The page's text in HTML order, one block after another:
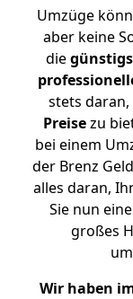
Umzüge
aber keine
die
stets
Preisezu
bei einem
der Brenz
alles daran,
Sie nun
großes
Wir haben